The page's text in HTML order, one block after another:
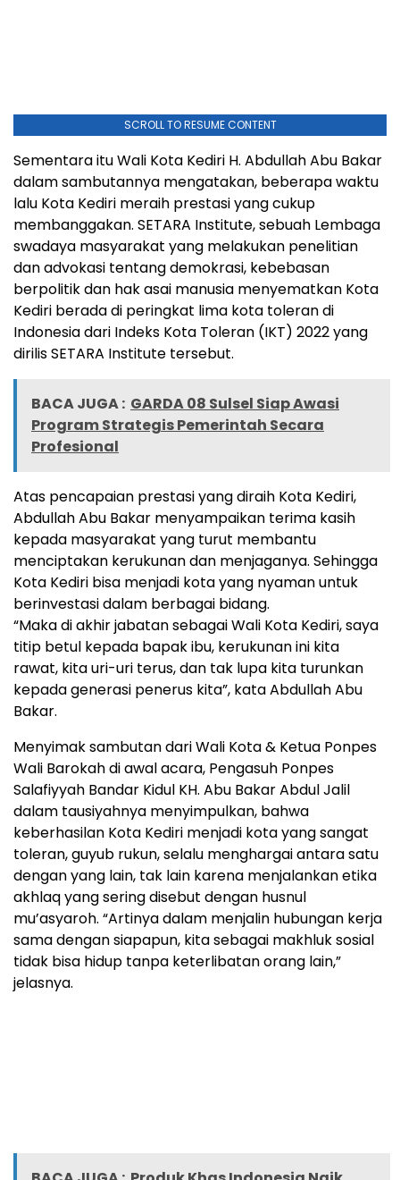
SCROLL TO RESUME CONTENT
Sementara itu Wali Kota Kediri H. Abdullah Abu Bakar
dalam sambutannya mengatakan, beberapa waktu
lalu Kota Kediri meraih prestasi yang cukup
membanggakan. SETARA Institute, sebuah Lembaga
swadaya masyarakat yang melakukan penelitian
dan advokasi tentang demokrasi, kebebasan
berpolitik dan hak asai manusia menyematkan Kota
Kediri berada di peringkat lima kota toleran di
Indonesia dari Indeks Kota Toleran (IKT) 2022 yang
dirilis SETARA Institute tersebut.
BACA JUGA : GARDA 08 Sulsel Siap Awasi
Program Strategis Pemerintah Secara
Profesional
Atas pencapaian prestasi yang diraih Kota Kediri,
Abdullah Abu Bakar menyampaikan terima kasih
kepada masyarakat yang turut membantu
menciptakan kerukunan dan menjaganya. Sehingga
Kota Kediri bisa menjadi kota yang nyaman untuk
berinvestasi dalam berbagai bidang.
“Maka di akhir jabatan sebagai Wali Kota Kediri, saya
titip betul kepada bapak ibu, kerukunan ini kita
rawat, kita uri-uri terus, dan tak lupa kita turunkan
kepada generasi penerus kita”, kata Abdullah Abu
Bakar.
Menyimak sambutan dari Wali Kota & Ketua Ponpes
Wali Barokah di awal acara, Pengasuh Ponpes
Salafiyyah Bandar Kidul KH. Abu Bakar Abdul Jalil
dalam tausiyahnya menyimpulkan, bahwa
keberhasilan Kota Kediri menjadi kota yang sangat
toleran, guyub rukun, selalu menghargai antara satu
dengan yang lain, tak lain karena menjalankan etika
akhlaq yang sering disebut dengan husnul
mu’asyaroh. “Artinya dalam menjalin hubungan kerja
sama dengan siapapun, kita sebagai makhluk sosial
tidak bisa hidup tanpa keterlibatan orang lain,”
jelasnya.